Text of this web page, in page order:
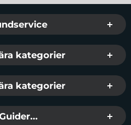
info och länkar
kategorier
kategorier